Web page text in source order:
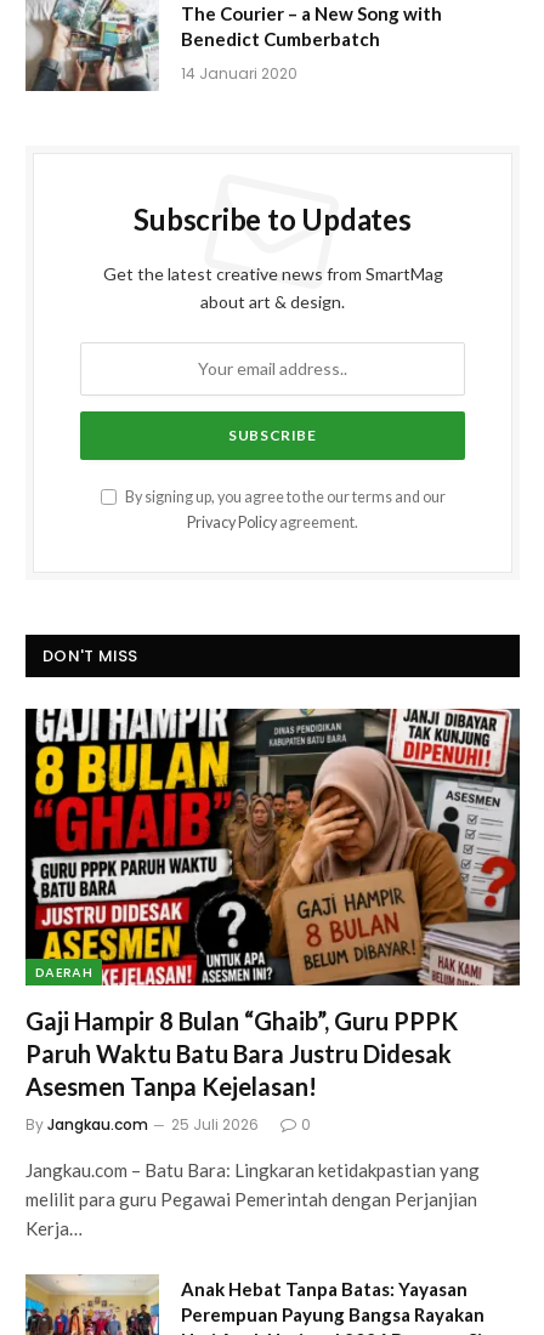
The Courier – a New Song with
Benedict Cumberbatch
14 Januari 2020
Subscribe to Updates
Get the latest creative news from SmartMag
about art & design.
By signing up, you agree to the our terms and our
Privacy Policy agreement.
DON'T MISS
DAERAH
Gaji Hampir 8 Bulan “Ghaib”, Guru PPPK
Paruh Waktu Batu Bara Justru Didesak
Asesmen Tanpa Kejelasan!
ByJangkau.com 25 Juli 2026 0
Jangkau.com – Batu Bara: Lingkaran ketidakpastian yang
melilit para guru Pegawai Pemerintah dengan Perjanjian
Kerja…
Anak Hebat Tanpa Batas: Yayasan
Perempuan Payung Bangsa Rayakan